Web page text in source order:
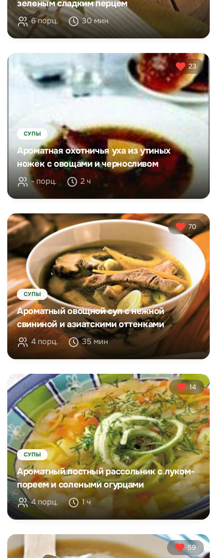
зеленым сладким перцем
6 порц. 30 мин
23
СУПЫ
Ароматная охотничья уха из утиных
ножек с овощами и черносливом
- порц. 2 ч
70
СУПЫ
Ароматный овощной суп с нежной
свининой и азиатскими оттенками
4 порц. 35 мин
14
СУПЫ
Ароматный постный рассольник с луком-
пореем и солеными огурцами
4 порц. 1 ч
59